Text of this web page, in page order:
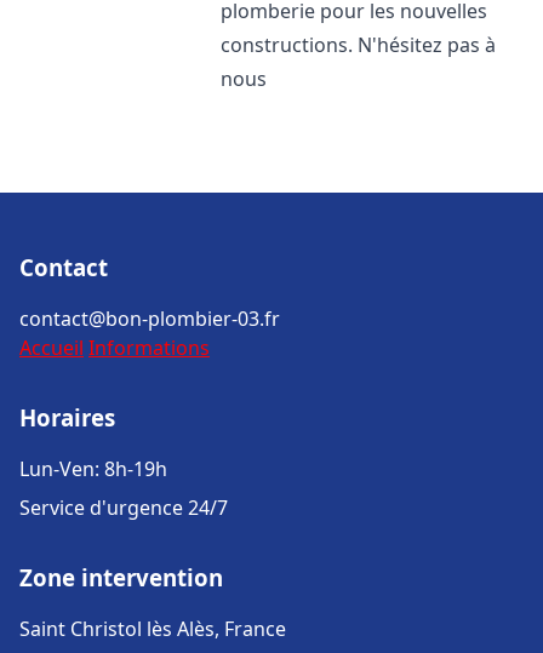
plomberie pour les nouvelles
constructions. N'hésitez pas à
nous
Contact
contact@bon-plombier-03.fr
Accueil Informations
Horaires
Lun-Ven: 8h-19h
Service d'urgence 24/7
Zone intervention
Saint Christol lès Alès, France